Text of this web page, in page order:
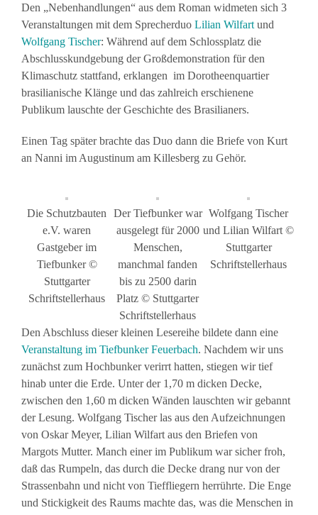
Den „Nebenhandlungen“ aus dem Roman widmeten sich 3
Veranstaltungen mit dem Sprecherduo Lilian Wilfart und
Wolfgang Tischer: Während auf dem Schlossplatz die
Abschlusskundgebung der Großdemonstration für den
Klimaschutz stattfand, erklangen im Dorotheenquartier
brasilianische Klänge und das zahlreich erschienene
Publikum lauschte der Geschichte des Brasilianers.
Einen Tag später brachte das Duo dann die Briefe von Kurt
an Nanni im Augustinum am Killesberg zu Gehör.
Die Schutzbauten
e.V. waren
Gastgeber im
Tiefbunker ©
Stuttgarter
Schriftstellerhaus
Der Tiefbunker war
ausgelegt für 2000
Menschen,
manchmal fanden
bis zu 2500 darin
Platz © Stuttgarter
Schriftstellerhaus
Wolfgang Tischer
und Lilian Wilfart ©
Stuttgarter
Schriftstellerhaus
Den Abschluss dieser kleinen Lesereihe bildete dann eine
Veranstaltung im Tiefbunker Feuerbach. Nachdem wir uns
zunächst zum Hochbunker verirrt hatten, stiegen wir tief
hinab unter die Erde. Unter der 1,70 m dicken Decke,
zwischen den 1,60 m dicken Wänden lauschten wir gebannt
der Lesung. Wolfgang Tischer las aus den Aufzeichnungen
von Oskar Meyer, Lilian Wilfart aus den Briefen von
Margots Mutter. Manch einer im Publikum war sicher froh,
daß das Rumpeln, das durch die Decke drang nur von der
Strassenbahn und nicht von Tieffliegern herrührte. Die Enge
und Stickigkeit des Raums machte das, was die Menschen in